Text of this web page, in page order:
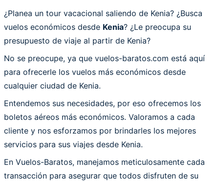
¿Planea un tour vacacional saliendo de Kenia? ¿Busca
vuelos económicos desde Kenia? ¿Le preocupa su
presupuesto de viaje al partir de Kenia?
No se preocupe, ya que vuelos-baratos.com está aquí
para ofrecerle los vuelos más económicos desde
cualquier ciudad de Kenia.
Entendemos sus necesidades, por eso ofrecemos los
boletos aéreos más económicos. Valoramos a cada
cliente y nos esforzamos por brindarles los mejores
servicios para sus viajes desde Kenia.
En Vuelos-Baratos, manejamos meticulosamente cada
transacción para asegurar que todos disfruten de su